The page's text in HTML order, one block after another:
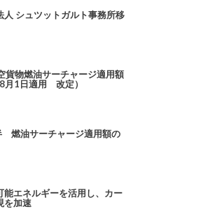
人 シュツットガルト事務所移
貨物燃油サーチャージ適用額
月1日適用 改定）
燃油サーチャージ適用額の
能エネルギーを活用し、カー
を加速